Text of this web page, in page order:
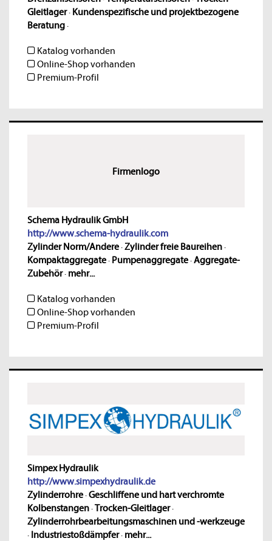
Gleitlager· Kundenspezifische und projektbezogene
Beratung·
Katalog vorhanden
Online-Shop vorhanden
Premium-Profil
Firmenlogo
Schema Hydraulik GmbH
http://www.schema-hydraulik.com
Zylinder Norm/Andere·Zylinder freie Baureihen·
Kompaktaggregate· Pumpenaggregate·Aggregate-
Zubehör· mehr...
Katalog vorhanden
Online-Shop vorhanden
Premium-Profil
Simpex Hydraulik
http://www.simpexhydraulik.de
Zylinderrohre·Geschliffene und hart verchromte
Kolbenstangen·Trocken-Gleitlager·
Zylinderrohrbearbeitungsmaschinen und -werkzeuge
· Industriestoßdämpfer· mehr...